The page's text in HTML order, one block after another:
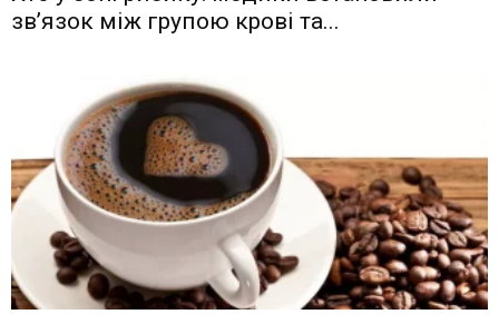
зв’язок між групою крові та...